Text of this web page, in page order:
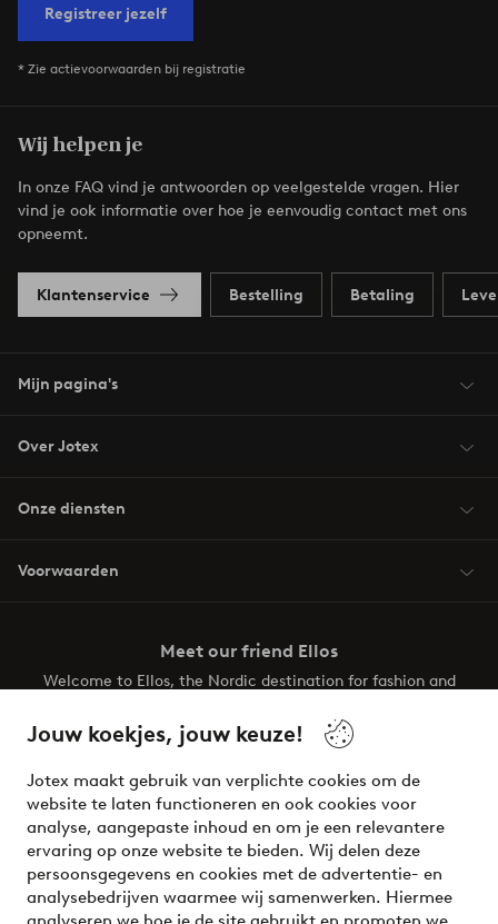
Jouw koekjes, jouw keuze!
Jotex maakt gebruik van verplichte cookies om de
website te laten functioneren en ook cookies voor
analyse, aangepaste inhoud en om je een relevantere
ervaring op onze website te bieden. Wij delen deze
persoonsgegevens en cookies met de advertentie- en
analysebedrijven waarmee wij samenwerken. Hiermee
Registreer jezelf
* Zie actievoorwaarden bij registratie
Wij helpen je
In onze FAQ vind je antwoorden op veelgestelde vragen. Hier
vind je ook informatie over hoe je eenvoudig contact met ons
opneemt.
Klantenservice Bestelling Betaling
Mijn pagina's
Over Jotex
Onze diensten
Voorwaarden
Meet our friend Ellos
Welcome to Ellos, the Nordic destination for fashion and
your wardrobe. Your next inspiring look is here!
Veilig betalen - Nu betalen of opsplitsen